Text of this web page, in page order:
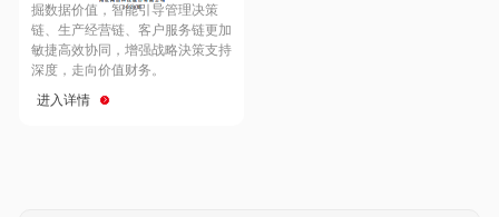
Hong Kong
掘数据价值，智能引导管理决策
链、生产经营链、客户服务链更加
敏捷高效协同，增强战略決策支持
深度，走向价值财务。
进入详情